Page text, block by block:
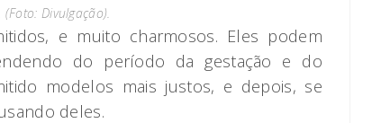
Divulgação).
e muito charmosos. Eles podem
do período da gestação e do
modelos mais justos, e depois, se
deles.